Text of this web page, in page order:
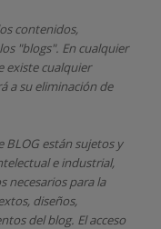
contenidos,
"blogs". En cualquier
existe cualquier
a su eliminación de
BLOG están sujetos y
e industrial,
necesarios para la
diseños,
del blog. El acceso